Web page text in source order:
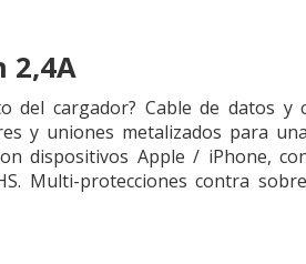
2,4A
cargador? Cable de datos y
y uniones metalizados para
dispositivos Apple / iPhone,
Multi-protecciones contra